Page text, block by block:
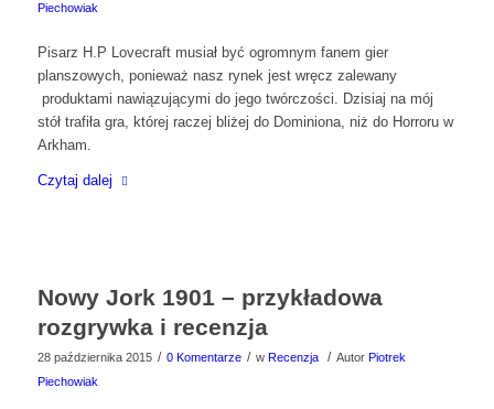
Piechowiak
Pisarz H.P Lovecraft musiał być ogromnym fanem gier
planszowych, ponieważ nasz rynek jest wręcz zalewany
produktami nawiązującymi do jego twórczości. Dzisiaj na mój
stół trafiła gra, której raczej bliżej do Dominiona, niż do Horroru w
Arkham.
Czytaj dalej
Nowy Jork 1901 – przykładowa
rozgrywka i recenzja
28 października 2015 / 0 Komentarze / w Recenzja / Autor Piotrek
Piechowiak